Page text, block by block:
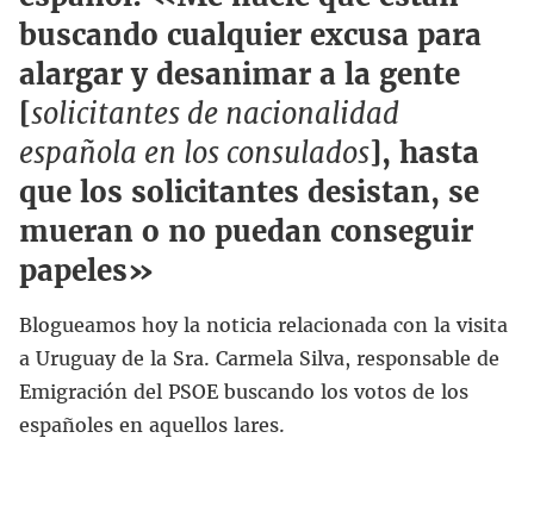
buscando cualquier excusa para
alargar y desanimar a la gente
[solicitantes de nacionalidad
española en los consulados], hasta
que los solicitantes desistan, se
mueran o no puedan conseguir
papeles»
Blogueamos hoy la noticia relacionada con la visita
a Uruguay de la Sra. Carmela Silva, responsable de
Emigración del PSOE buscando los votos de los
españoles en aquellos lares.